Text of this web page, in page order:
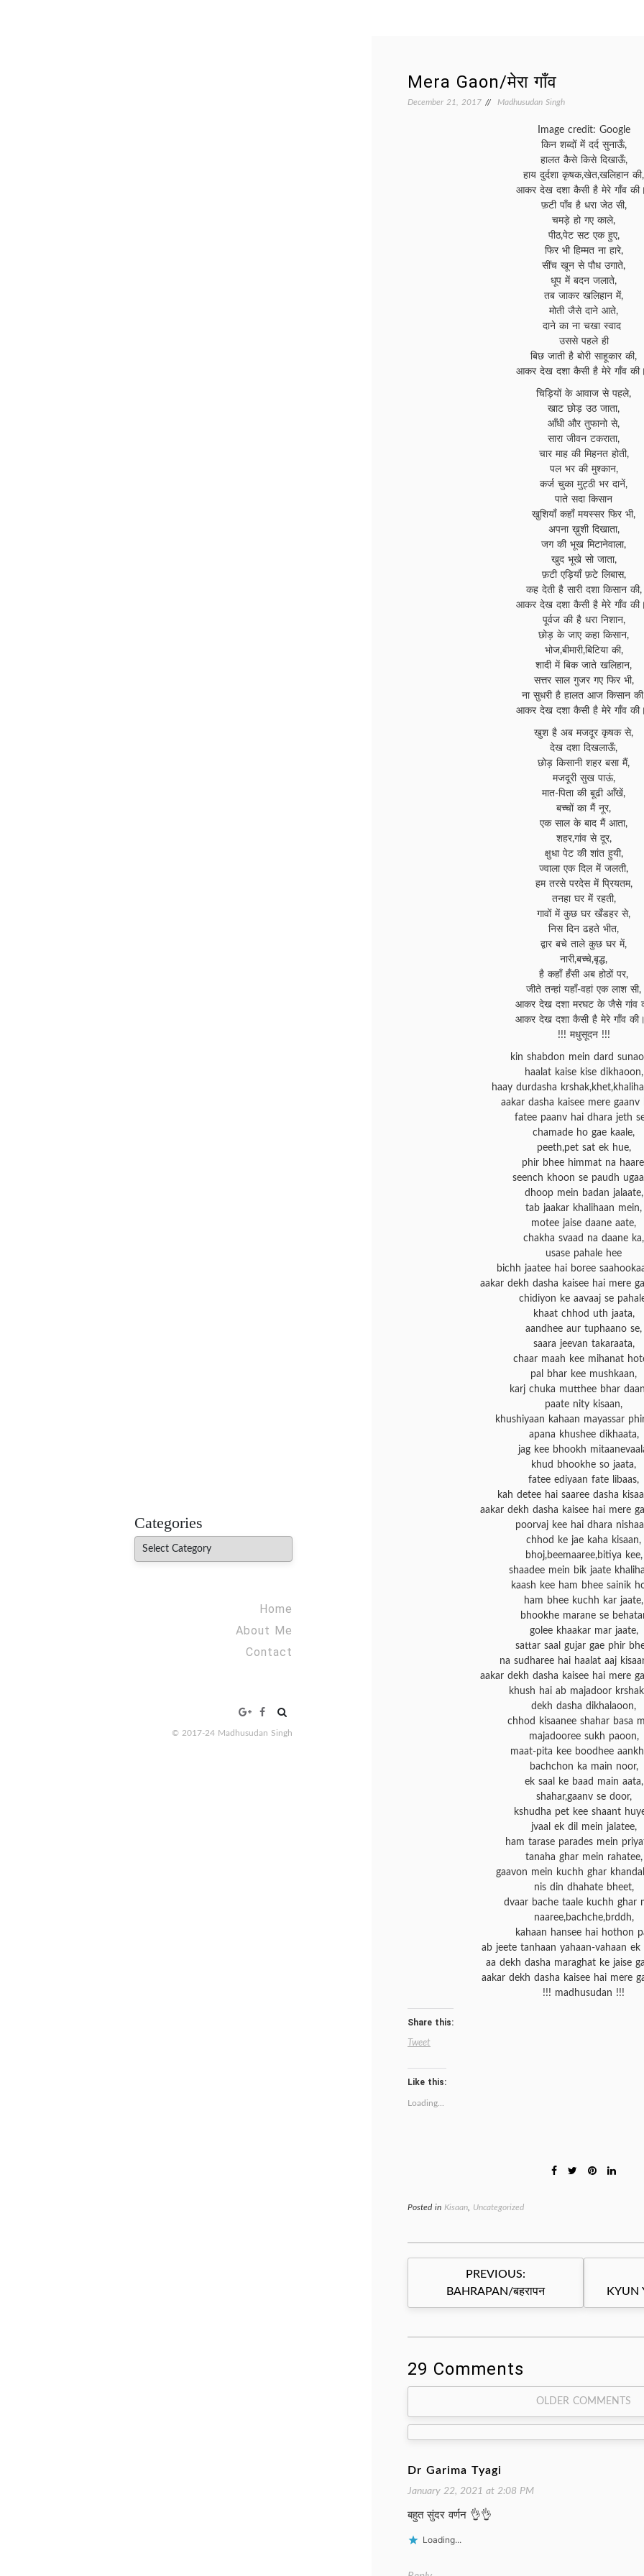
Categories
Categories
Home
About Me
Contact
Search
© 2017-24 Madhusudan Singh
Mera Gaon/मेरा गाँव
December 21, 2017 Madhusudan Singh
Image credit: Google
किन शब्दों में दर्द सुनाऊँ,
हालत कैसे किसे दिखाऊँ,
हाय दुर्दशा कृषक,खेत,खलिहान की,
आकर देख दशा कैसी है मेरे गाँव
फ़टी पाँव है धरा जेठ सी,
चमड़े हो गए काले,
पीठ,पेट सट एक हुए,
फिर भी हिम्मत ना हारे,
सींच खून से पौध उगाते,
धूप में बदन जलाते,
तब जाकर खलिहान में,
मोती जैसे दाने आते,
दाने का ना चखा स्वाद
उससे पहले ही
बिछ जाती है बोरी साहूकार की,
आकर देख दशा कैसी है मेरे गाँव
चिड़ियों के आवाज से पहले,
खाट छोड़ उठ जाता,
आँधी और तुफानो से,
सारा जीवन टकराता,
चार माह की मिहनत होती,
पल भर की मुश्कान,
कर्ज चुका मुट्ठी भर दानें,
पाते सदा किसान
खुशियाँ कहाँ मयस्सर फिर भी,
अपना ख़ुशी दिखाता,
जग की भूख मिटानेवाला,
खुद भूखे सो जाता,
फ़टी एड़ियाँ फ़टे लिबास,
कह देती है सारी दशा किसान की,
आकर देख दशा कैसी है मेरे गाँव
पूर्वज की है धरा निशान,
छोड़ के जाए कहा किसान,
भोज,बीमारी,बिटिया की,
शादी में बिक जाते खलिहान,
सत्तर साल गुजर गए फिर भी,
ना सुधरी है हालत आज किसान
आकर देख दशा कैसी है मेरे गाँव
खुश है अब मजदूर कृषक से,
देख दशा दिखलाऊँ,
छोड़ किसानी शहर बसा मैं,
मजदूरी सुख पाऊं,
मात-पिता की बूढी आँखें,
बच्चों का मैं नूर,
एक साल के बाद मैं आता,
शहर,गांव से दूर,
क्षुधा पेट की शांत हुयी,
ज्वाला एक दिल में जलती,
हम तरसे परदेस में प्रियतम,
तनहा घर में रहती,
गावों में कुछ घर खँडहर से,
निस दिन ढहते भीत,
द्वार बचे ताले कुछ घर में,
नारी,बच्चे,बृद्ध,
है कहाँ हँसी अब होठों पर,
जीते तन्हां यहाँ-वहां एक लाश सी,
आकर देख दशा मरघट के जैसे गांव
आकर देख दशा कैसी है मेरे गाँव
!!! मधुसूदन !!!
kin shabdon mein dard
haalat kaise kise dikhaoon,
haay durdasha
aakar dasha kaisee mere gaanv
fatee paanv hai dhara jeth
chamade ho gae kaale,
peeth,pet sat ek hue,
phir bhee himmat na
seench khoon se paudh
dhoop mein badan jalaate,
tab jaakar khalihaan mein,
motee jaise daane aate,
chakha svaad na daane ka,
usase pahale hee
bichh jaatee hai boree
aakar dekh dasha kaisee hai mere
chidiyon ke aavaaj se
khaat chhod uth jaata,
aandhee aur tuphaano se,
saara jeevan takaraata,
chaar maah kee mihanat
pal bhar kee mushkaan,
karj chuka mutthee bhar
paate nity kisaan,
khushiyaan kahaan mayassar
apana khushee dikhaata,
jag kee bhookh
khud bhookhe so jaata,
fatee ediyaan fate libaas,
kah detee hai saaree dasha
aakar dekh dasha kaisee hai mere
poorvaj kee hai dhara
chhod ke jae kaha kisaan,
bhoj,beemaaree,bitiya kee,
shaadee mein bik jaate
kaash kee ham bhee sainik
ham bhee kuchh kar jaate,
bhookhe marane se
golee khaakar mar jaate,
sattar saal gujar gae phir
na sudharee hai haalat aaj
aakar dekh dasha kaisee hai mere
khush hai ab majadoor
dekh dasha dikhalaoon,
chhod kisaanee shahar basa
majadooree sukh paoon,
maat-pita kee boodhee
bachchon ka main noor,
ek saal ke baad main aata,
shahar,gaanv se door,
kshudha pet kee shaant
jvaal ek dil mein jalatee,
ham tarase parades mein
tanaha ghar mein rahatee,
gaavon mein kuchh ghar
nis din dhahate bheet,
dvaar bache taale kuchh ghar
naaree,bachche,brddh,
kahaan hansee hai hothon
ab jeete tanhaan yahaan-vahaan ek
aa dekh dasha maraghat ke jaise
aakar dekh dasha kaisee hai mere
!!! madhusudan !!!
Share this:
Tweet
Like this:
Loading...
Posted in Kisaan Uncategorized
Post
navigation
PREVIOUS:
BAHRAPAN/बहरापन
KYUN
29 Comments
navigation
OLDER COMMENTS
Dr Garima Tyagi
January 22, 2021 at 2:08 PM
बहुत सुंदर वर्णन 👌👌
Loading...